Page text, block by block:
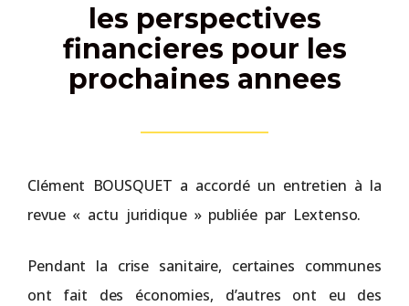
les perspectives
financieres pour les
prochaines annees
Clément BOUSQUET a accordé un entretien à la
revue « actu juridique » publiée par Lextenso.
Pendant la crise sanitaire, certaines communes
ont fait des économies, d’autres ont eu des